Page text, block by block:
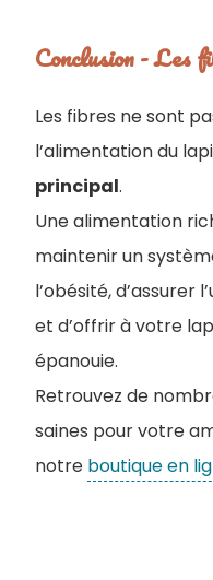
Conclusion - Les
Les fibres ne sont
l’alimentation du
principal.
Une alimentation
maintenir un
l’obésité, d’assurer
et d’offrir à votre
épanouie.
Retrouvez de
saines pour votre
notre boutique en